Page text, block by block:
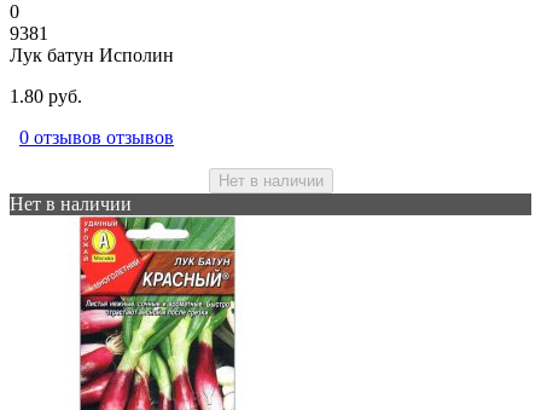
0
9381
Лук батун Исполин
1.80 руб.
0 отзывов отзывов
Нет в наличии
Нет в наличии